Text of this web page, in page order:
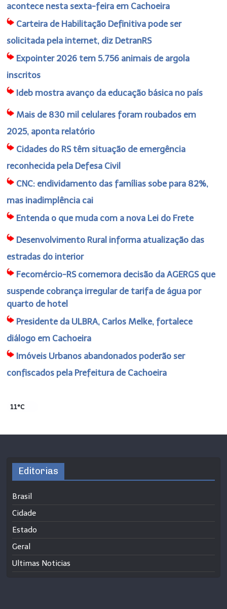
acontece nesta sexta-feira em Cachoeira
Carteira de Habilitação Definitiva pode ser
solicitada pela internet, diz DetranRS
Expointer 2026 tem 5.756 animais de argola
inscritos
Ideb mostra avanço da educação básica no país
Mais de 830 mil celulares foram roubados em
2025, aponta relatório
Cidades do RS têm situação de emergência
reconhecida pela Defesa Civil
CNC: endividamento das famílias sobe para 82%,
mas inadimplência cai
Entenda o que muda com a nova Lei do Frete
Desenvolvimento Rural informa atualização das
estradas do interior
Fecomércio-RS comemora decisão da AGERGS que
suspende cobrança irregular de tarifa de água por
quarto de hotel
Presidente da ULBRA, Carlos Melke, fortalece
diálogo em Cachoeira
Imóveis Urbanos abandonados poderão ser
confiscados pela Prefeitura de Cachoeira
11°C
Editorias
Brasil
Cidade
Estado
Geral
Ultimas Noticias